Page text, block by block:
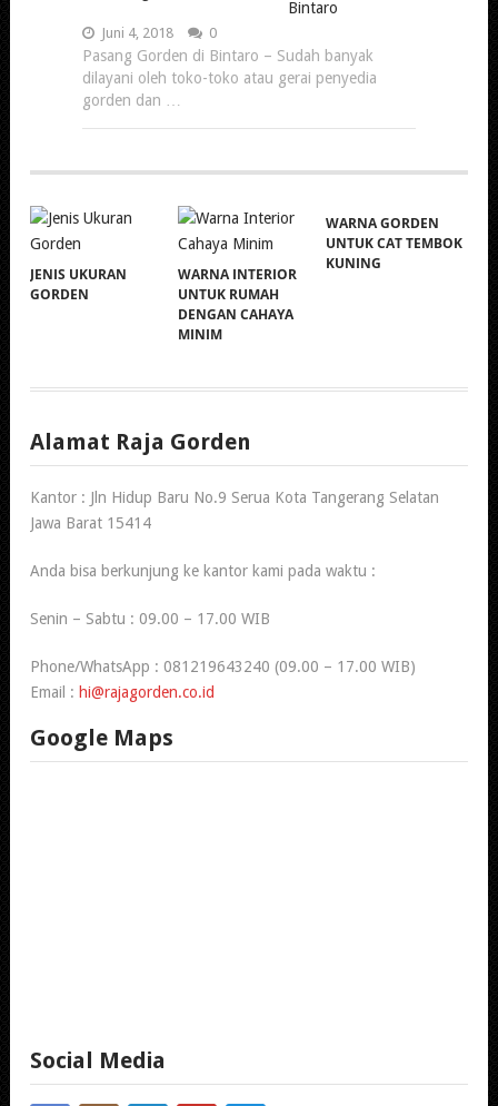
Bintaro
Juni 4, 2018 0
Pasang Gorden di Bintaro – Sudah banyak
dilayani oleh toko-toko atau gerai penyedia
gorden dan …
JENIS UKURAN
GORDEN
WARNA INTERIOR
UNTUK RUMAH
DENGAN CAHAYA
MINIM
WARNA GORDEN
UNTUK CAT TEMBOK
KUNING
Alamat Raja Gorden
Kantor : Jln Hidup Baru No.9 Serua Kota Tangerang Selatan
Jawa Barat 15414
Anda bisa berkunjung ke kantor kami pada waktu :
Senin – Sabtu : 09.00 – 17.00 WIB
Phone/WhatsApp : 081219643240 (09.00 – 17.00 WIB)
Email : hi@rajagorden.co.id
Google Maps
Social Media